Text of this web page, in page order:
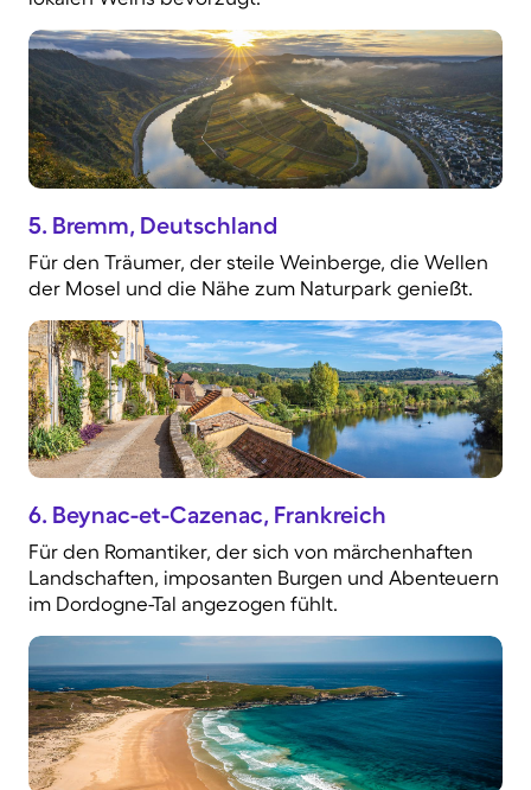
5. Bremm, Deutschland
Für den Träumer, der steile Weinberge, die Wellen
der Mosel und die Nähe zum Naturpark genießt.
6. Beynac-et-Cazenac, Frankreich
Für den Romantiker, der sich von märchenhaften
Landschaften, imposanten Burgen und Abenteuern
im Dordogne-Tal angezogen fühlt.